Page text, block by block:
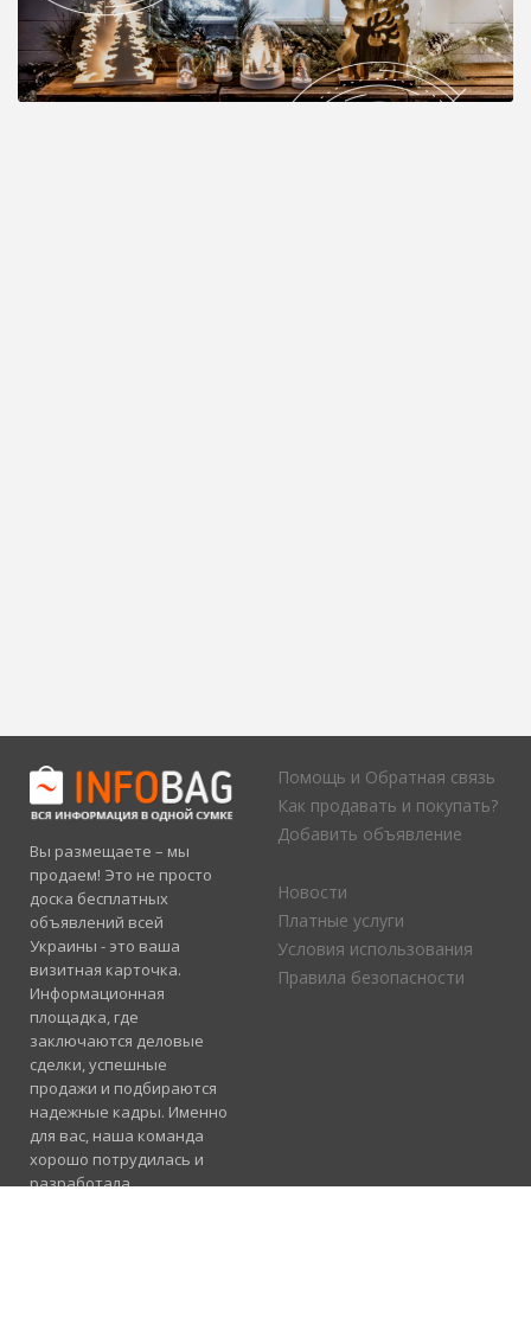
Вы размещаете – мы
продаем! Это не просто
доска бесплатных
объявлений всей
Украины - это ваша
визитная карточка.
Информационная
площадка, где
заключаются деловые
сделки, успешные
продажи и подбираются
надежные кадры. Именно
для вас, наша команда
хорошо потрудилась и
разработала
Помощь и Обратная связь
Как продавать и покупать?
Добавить объявление
Новости
Платные услуги
Условия использования
Правила безопасности